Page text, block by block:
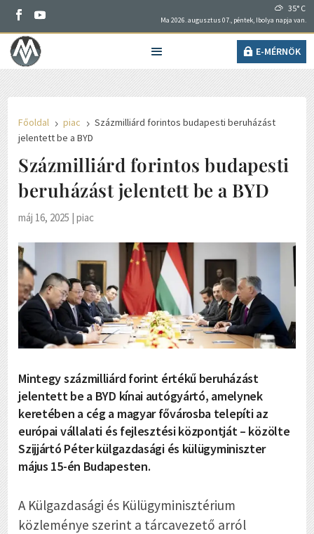
35° C
Ma 2026. augusztus 07., péntek, Ibolya napja van.
E-MÉRNÖK
Főoldal 5 piac 5 Százmilliárd forintos budapesti beruházást
jelentett be a BYD
Százmilliárd forintos budapesti
beruházást jelentett be a BYD
máj 16, 2025 |piac
Mintegy százmilliárd forint értékű beruházást
jelentett be a BYD kínai autógyártó, amelynek
keretében a cég a magyar fővárosba telepíti az
európai vállalati és fejlesztési központját – közölte
Szijjártó Péter külgazdasági és külügyminiszter
május 15-én Budapesten.
A Külgazdasági és Külügyminisztérium
közleménye szerint a tárcavezető arról